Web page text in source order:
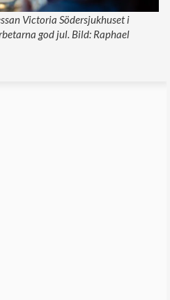
Victoria Södersjukhuset i
god jul. Bild: Raphael